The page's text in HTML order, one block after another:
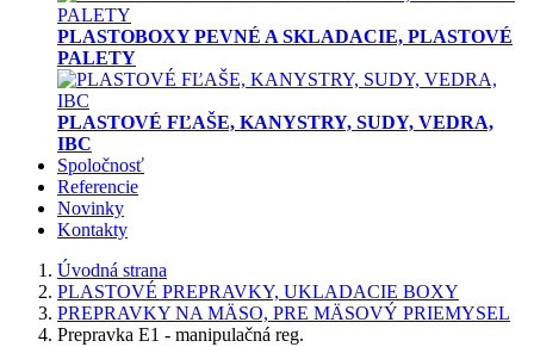
PLASTOBOXY PEVNÉ A SKLADACIE, PLASTOVÉ
PALETY
PLASTOVÉ FĽAŠE, KANYSTRY, SUDY, VEDRA,
IBC
Spoločnosť
Referencie
Novinky
Kontakty
Úvodná strana
PLASTOVÉ PREPRAVKY, UKLADACIE BOXY
PREPRAVKY NA MÄSO, PRE MÄSOVÝ PRIEMYSEL
Prepravka E1 - manipulačná reg.